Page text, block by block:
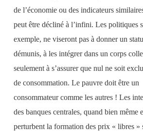
de l’économie ou des indicateurs
peut être décliné à l’infini. Les politiques
exemple, ne viseront pas à donner un
démunis, à les intégrer dans un corps
seulement à s’assurer que nul ne soit
de consommation. Le pauvre doit être un
consommateur comme les autres ! Les
des banques centrales, quand bien même
perturbent la formation des prix « libres »